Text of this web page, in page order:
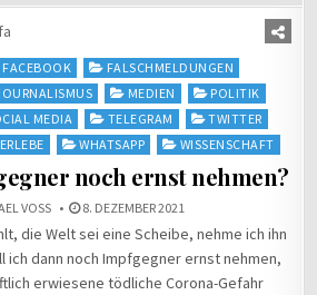
FACEBOOK
FALSCHMELDUNGEN
MEDIEN
POLITIK
MEDIA TELEGRAM
TWITTER
WHATSAPP WISSENSCHAFT
noch ernst nehmen?
VOSS 8. DEZEMBER 2021
die Welt sei eine Scheibe, nehme ich ihn
ich dann noch Impfgegner ernst nehmen,
erwiesene tödliche Corona-Gefahr